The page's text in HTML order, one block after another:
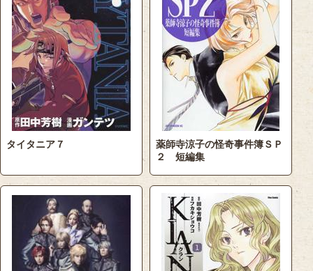
タイタニア７
薬師寺涼子の怪奇事件簿ＳＰ
２ 短編集